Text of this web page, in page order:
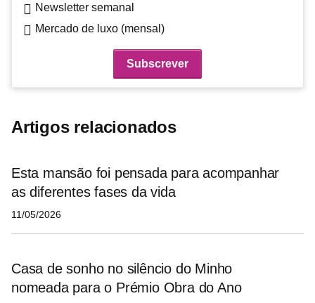
Newsletter semanal
Mercado de luxo (mensal)
Artigos relacionados
Esta mansão foi pensada para acompanhar
as diferentes fases da vida
11/05/2026
Casa de sonho no silêncio do Minho
nomeada para o Prémio Obra do Ano